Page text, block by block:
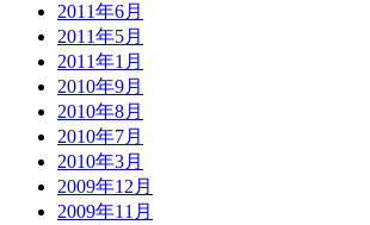
2011年6月
2011年5月
2011年1月
2010年9月
2010年8月
2010年7月
2010年3月
2009年12月
2009年11月